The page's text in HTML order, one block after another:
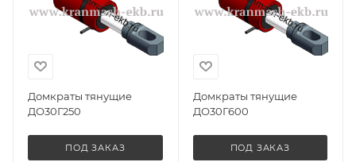
Домкраты тянущие
ДО30Г250
ПОД ЗАКАЗ
Домкраты тянущие
ДО30Г600
ПОД ЗАКАЗ